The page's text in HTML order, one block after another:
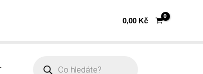
0,00 Kč